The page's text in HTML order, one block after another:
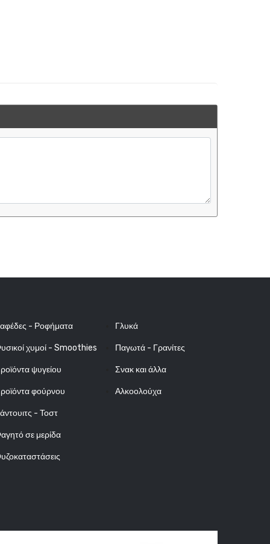
- Ροφήματα
χυμοί - Smoothies
ψυγείου
φούρνου
- Τοστ
σε μερίδα
Γλυκά
Παγωτά - Γρανίτες
Σνακ και άλλα
Αλκοολούχα